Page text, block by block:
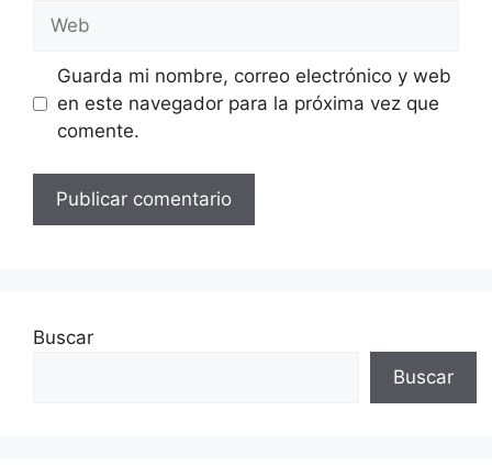
Web
Guarda mi nombre, correo electrónico y web
en este navegador para la próxima vez que
comente.
Buscar
Buscar